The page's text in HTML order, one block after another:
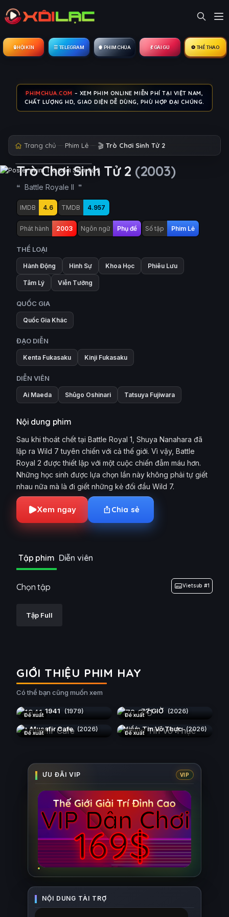
🔒︎ HỘI KÍN ☰ TELEGRAM 🍿 PHIM CHÙA 💃 GÁI GÚ ⚽ THỂ THAO
PHIMCHUA.COM – XEM PHIM ONLINE MIỄN PHÍ TẠI VIỆT NAM,
CHẤT LƯỢNG HD, GIAO DIỆN DỄ DÙNG, PHÙ HỢP ĐẠI CHÚNG.
Trang chủ Phim Lẻ 🎬 Trò Chơi Sinh Tử 2
Trò Chơi Sinh Tử 2 (2003)
Battle Royale II
IMDB 4.6 TMDB 4.957
Phát hành 2003 Ngôn ngữ Phụ đề Số tập Phim Lẻ
THỂ LOẠI
Hành Động Hình Sự Khoa Học Phiêu Lưu
Tâm Lý Viễn Tưởng
QUỐC GIA
Quốc Gia Khác
ĐẠO DIỄN
Kenta Fukasaku Kinji Fukasaku
DIỄN VIÊN
Ai Maeda Shûgo Oshinari Tatsuya Fujiwara
Nội dung phim
Sau khi thoát chết tại Battle Royal 1, Shuya Nanahara đã
lập ra Wild 7 tuyên chiến với cả thế giới. Vì vậy, Battle
Royal 2 được thiết lập với một cuộc chiến đẫm máu hơn.
Những học sinh được lựa chọn lần này không phải tự giết
nhau nữa mà là đi giết những kẻ đối đầu Wild 7.
Xem ngay Chia sẻ
Tập phim Diễn viên
Chọn tập Vietsub #1
Tập Full
GIỚI THIỆU PHIM HAY
Có thể bạn cũng muốn xem
Đề xuất 1941 (1979) Đề xuất72 GIỜ (2026)
Đề xuất
Musafir Cafe (2026) Đề xuất
Niềm Tin Vô Thực (2026)